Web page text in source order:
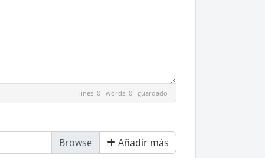
lines: 0 words: 0 guardado
Añadir más